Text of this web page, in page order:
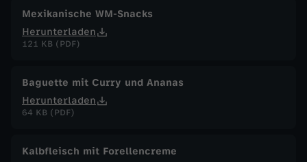
Mexikanische WM-Snacks
Herunterladen
121 KB (PDF)
Baguette mit Curry und Ananas
Herunterladen
64 KB (PDF)
Kalbfleisch mit Forellencreme